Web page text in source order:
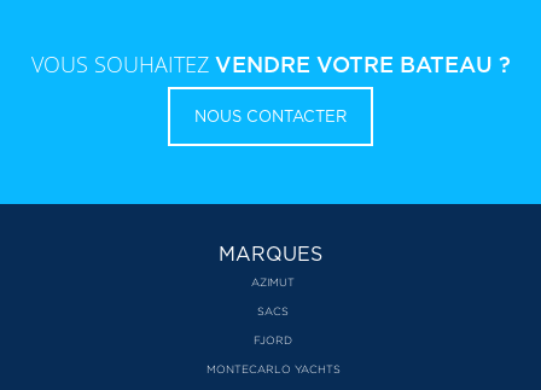
VOUS SOUHAITEZ VENDRE VOTRE BATEAU ?
NOUS CONTACTER
MARQUES
AZIMUT
SACS
FJORD
MONTECARLO YACHTS